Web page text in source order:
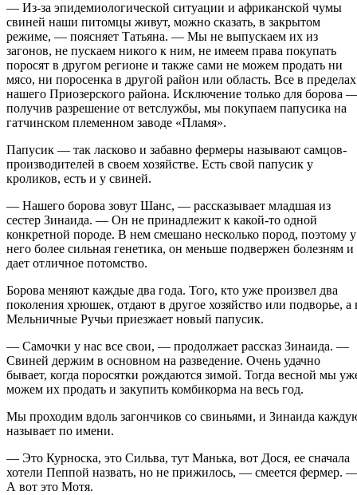
— Из-за эпидемиологической ситуации и африканской чумы
свиней наши питомцы живут, можно сказать, в закрытом
режиме, — поясняет Татьяна. — Мы не выпускаем их из
загонов, не пускаем никого к ним, не имеем права покупать
поросят в другом регионе и также сами не можем продать ни
мясо, ни поросенка в другой район или область. Все в пределах
нашего Приозерского района. Исключение только для борова
получив разрешение от ветслужбы, мы покупаем папусика на
гатчинском племенном заводе «Пламя».
Папусик — так ласково и забавно фермеры называют самцов-
производителей в своем хозяйстве. Есть свой папусик у
кроликов, есть и у свиней.
— Нашего борова зовут Шанс, — рассказывает младшая из
сестер Зинаида. — Он не принадлежит к какой-то одной
конкретной породе. В нем смешано несколько пород, поэтому у
него более сильная генетика, он меньше подвержен болезням и
дает отличное потомство.
Борова меняют каждые два года. Того, кто уже произвел два
поколения хрюшек, отдают в другое хозяйство или подворье, а
Мельничные Ручьи приезжает новый папусик.
— Самочки у нас все свои, — продолжает рассказ Зинаида. —
Свиней держим в основном на разведение. Очень удачно
бывает, когда поросятки рождаются зимой. Тогда весной мы
можем их продать и закупить комбикорма на весь год.
Мы проходим вдоль загончиков со свиньями, и Зинаида
называет по имени.
— Это Курноска, это Сильва, тут Манька, вот Дося, ее сначала
хотели Пеппой назвать, но не прижилось, — смеется фермер.
А вот это Мотя.